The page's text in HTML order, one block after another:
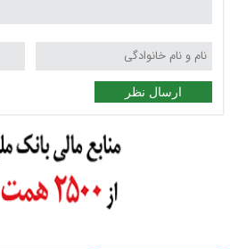
ارسال نظر